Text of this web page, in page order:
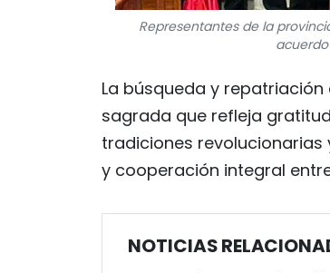
Representantes de la
La búsqueda y
sagrada que refleja
tradiciones
y cooperación integral
NOTICIAS